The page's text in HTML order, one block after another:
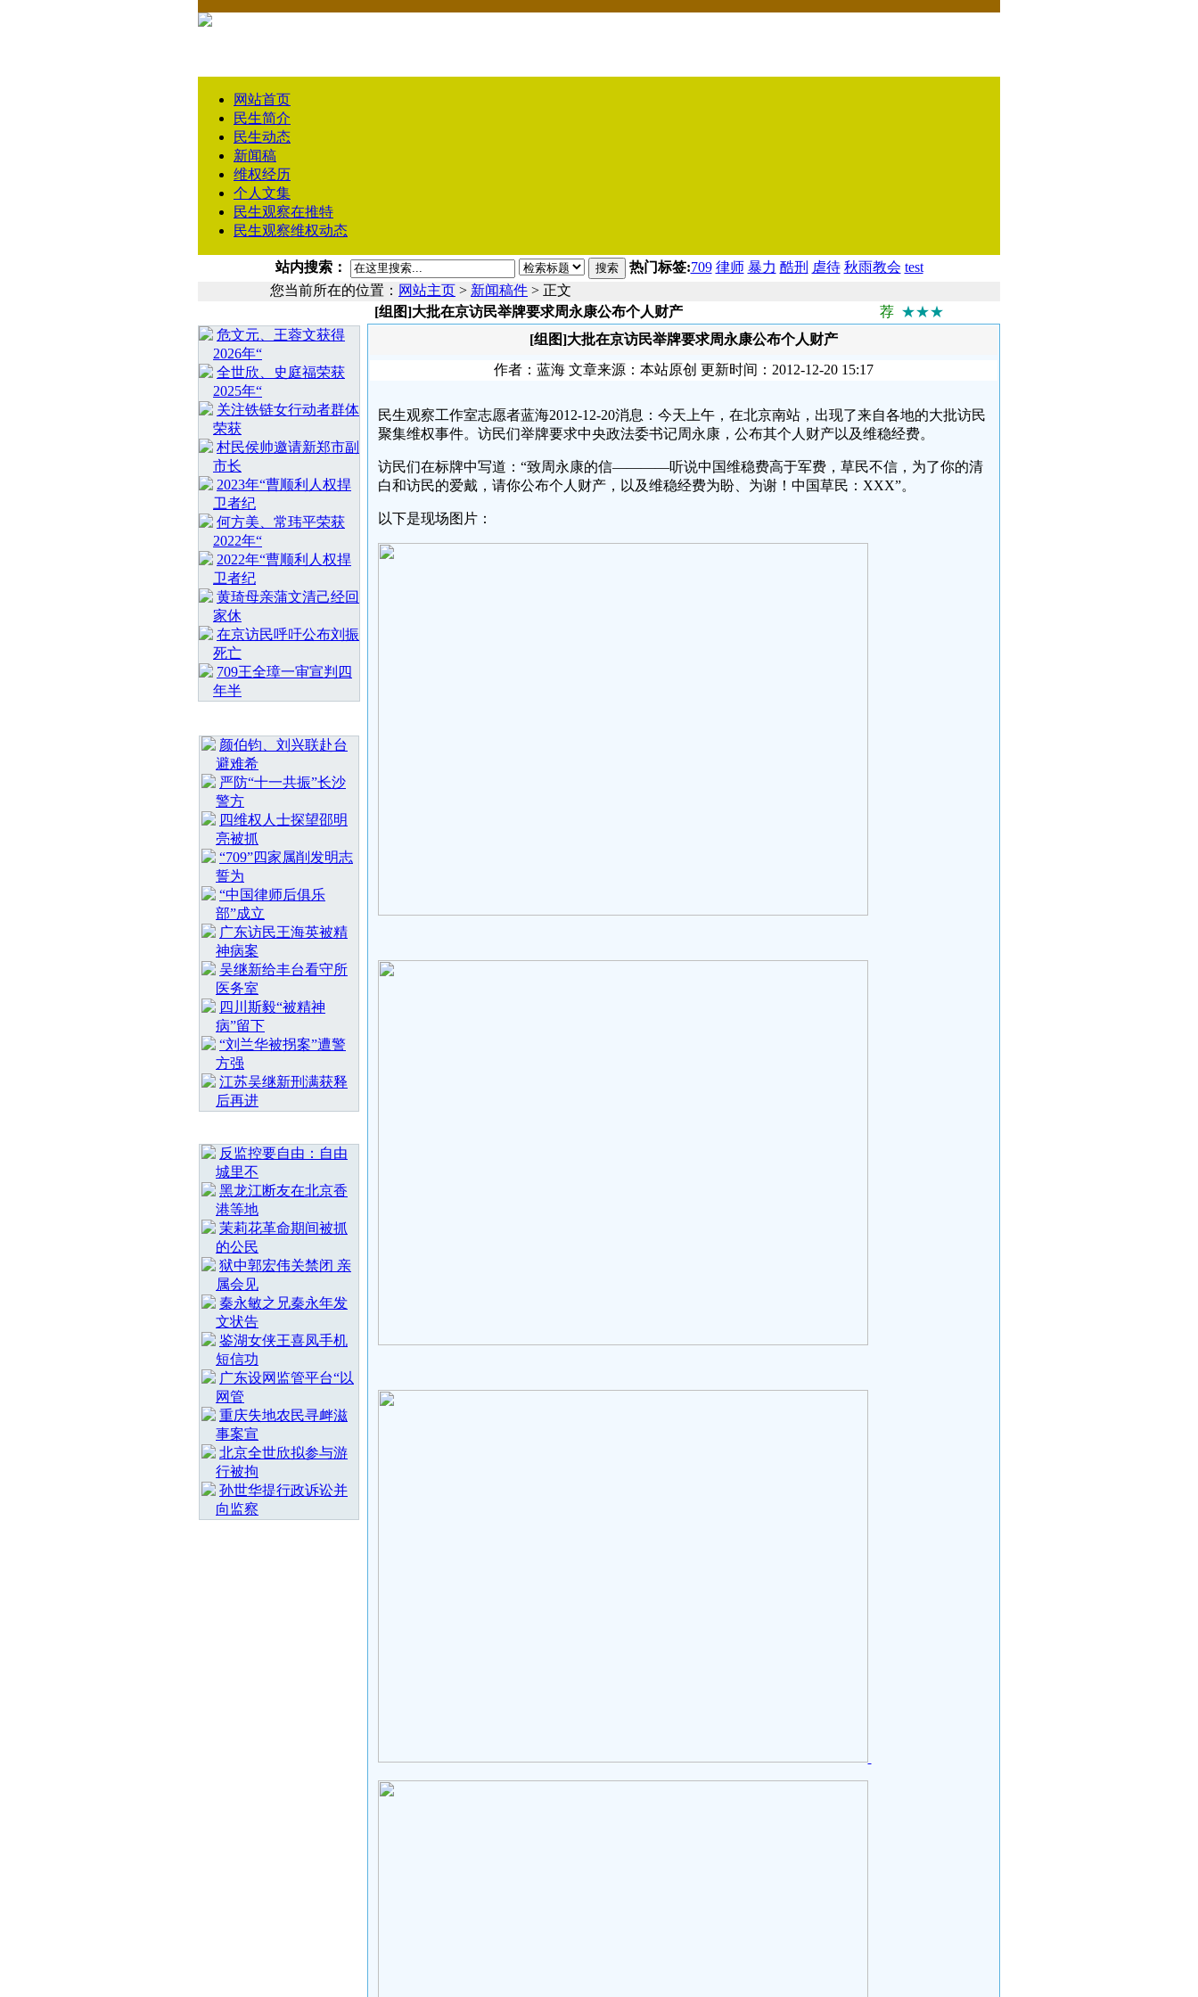
网站首页
民生简介
民生动态
新闻稿
维权经历
个人文集
民生观察在推特
民生观察维权动态
站内搜索： 搜索 热门标签:709 律师 暴力 酷刑 虐待 秋雨教会 test
您当前所在的位置： 网站主页 > 新闻稿件 > 正文
危文元、王蓉文获得
2026年“
全世欣、史庭福荣获
2025年“
关注铁链女行动者群体
荣获
村民侯帅邀请新郑市副
市长
2023年“曹顺利人权捍
卫者纪
何方美、常玮平荣获
2022年“
2022年“曹顺利人权捍
卫者纪
黄琦母亲蒲文清己经回
家休
在京访民呼吁公布刘振
死亡
709王全璋一审宣判四
年半
颜伯钧、刘兴联赴台
避难希
严防“十一共振”长沙
警方
四维权人士探望邵明
亮被抓
“709”四家属削发明志
誓为
“中国律师后俱乐
部”成立
广东访民王海英被精
神病案
吴继新给丰台看守所
医务室
四川斯毅“被精神
病”留下
“刘兰华被拐案”遭警
方强
江苏吴继新刑满获释
后再进
反监控要自由：自由
城里不
黑龙江断友在北京香
港等地
茉莉花革命期间被抓
的公民
狱中郭宏伟关禁闭 亲
属会见
秦永敏之兄秦永年发
文状告
鉴湖女侠王喜凤手机
短信功
广东设网监管平台“以
网管
重庆失地农民寻衅滋
事案宣
北京全世欣拟参与游
行被拘
孙世华提行政诉讼并
向监察
[组图]大批在京访民举牌要求周永康公布个人财产 荐 ★★★
[组图]大批在京访民举牌要求周永康公布个人财产
作者：蓝海 文章来源：本站原创 更新时间：2012-12-20 15:17
民生观察工作室志愿者蓝海2012-12-20消息：今天上午，在北京南站，出现了来自各地的大批访民
聚集维权事件。访民们举牌要求中央政法委书记周永康，公布其个人财产以及维稳经费。
访民们在标牌中写道：“致周永康的信————听说中国维稳费高于军费，草民不信，为了你的清
白和访民的爱戴，请你公布个人财产，以及维稳经费为盼、为谢！中国草民：XXX”。
以下是现场图片：